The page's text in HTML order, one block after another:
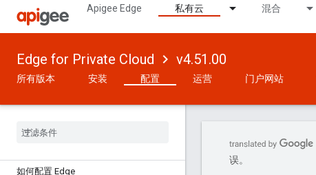
Apigee Edge 私有云 混合
Edge for Private Cloud v4.51.00
所有版本 安装 配置 运营 门户网站
如何配置 Edge
误。